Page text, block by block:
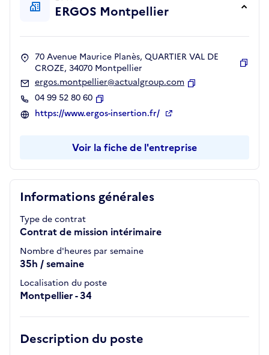
Informations générales
Type de contrat
Contrat de mission intérimaire
Nombre d'heures par semaine
35h / semaine
Localisation du poste
Montpellier - 34
Description du poste
ERGOS Montpellier
70 Avenue Maurice Planès, QUARTIER VAL DE
CROZE, 34070 Montpellier
ergos.montpellier@actualgroup.com
04 99 52 80 60
Copier
https://www.ergos-insertion.fr/
Voir la fiche de l'entreprise